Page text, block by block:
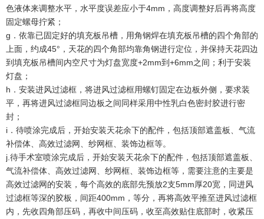
色液体来调整水平，水平度误差应小于4mm，高度调整好后再将高度
固定螺母拧紧；
g．依靠已固定好的填充板吊槽，用角钢焊在填充板吊槽的四个角部的
上面，约成45°，天花的四个角部均靠角钢进行定位，并保持天花四边
到填充板吊槽间内空尺寸为灯盘宽度+2mm到+6mm之间；利于安装
灯盘；
h．安装进风过滤框，将进风过滤框用螺钉固定在边板外侧，要求装
平，再将进风过滤框同边板之间同样采用中性乳白色密封胶进行密
封；
i．待喷涂完成后，开始安装天花余下的配件，包括顶部遮盖板、气流
补偿体、高效过滤网、纱网框、装饰边框等。
j.待手术室喷涂完成后，开始安装天花余下的配件，包括顶部遮盖板、
气流补偿体、高效过滤网、纱网框、装饰边框等，需要注意的主要是
高效过滤网的安装，每个高效的底部先预放2支5mm厚20宽，同进风
过滤框等深的胶板，间距400mm，等分，再将高效平推至进风过滤框
内，先收四角部压码，再收中间压码，收至高效贴住底部时，收紧压